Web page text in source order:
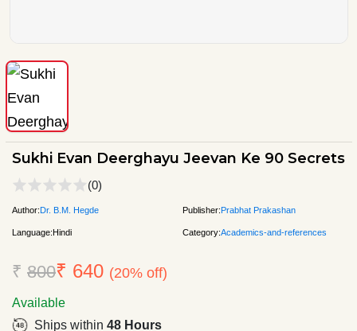
Sukhi Evan Deerghayu Jeevan Ke 90 Secrets
(0)
Author:Dr. B.M. Hegde Publisher:Prabhat Prakashan
Language:Hindi Category:Academics-and-references
₹ 800₹ 640 (20% off)
Available
Ships within 48 Hours